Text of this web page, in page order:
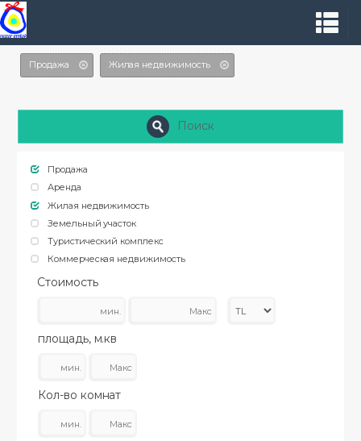
Продажа Жилая недвижимость
Поиск
Продажа
Аренда
Жилая недвижимость
Земельный участок
Туристический комплекс
Коммерческая недвижимость
Стоимость
площадь, м.кв
Кол-во комнат